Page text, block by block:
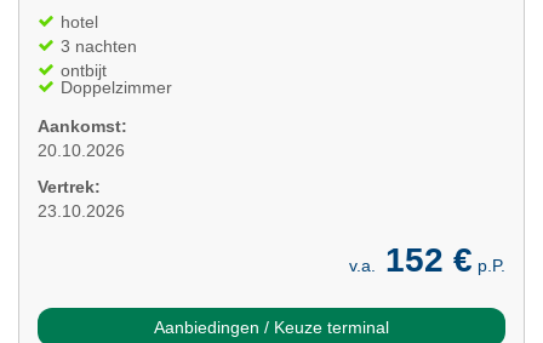
hotel
3 nachten
ontbijt
Doppelzimmer
Aankomst:
20.10.2026
Vertrek:
23.10.2026
v.a. 152 € p.P.
Aanbiedingen / Keuze terminal